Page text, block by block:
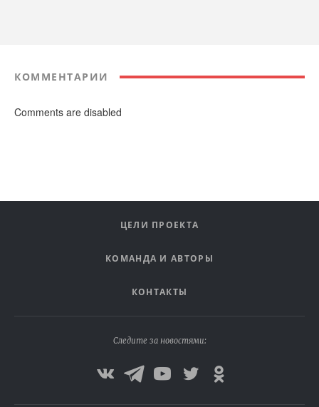
КОММЕНТАРИИ
Comments are disabled
ЦЕЛИ ПРОЕКТА
КОМАНДА И АВТОРЫ
КОНТАКТЫ
Следите за новостями: